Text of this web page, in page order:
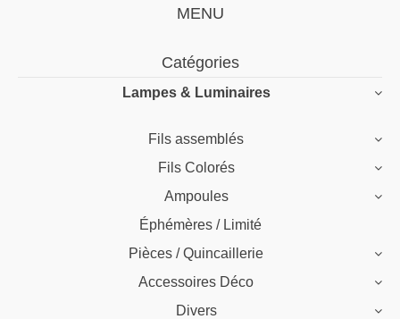
MENU
Catégories
Lampes & Luminaires
Fils assemblés
Fils Colorés
Ampoules
Éphémères / Limité
Pièces / Quincaillerie
Accessoires Déco
Divers